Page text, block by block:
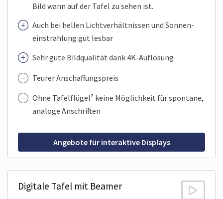
Bild wann auf der Tafel zu sehen ist.
Auch bei hellen Licht­verhält­nissen und Sonnen­
einstrahlung gut lesbar
Sehr gute Bildqualität dank 4K-Auflösung
Teurer Anschaffungspreis
Ohne Tafelflügel keine Möglichkeit für spontane,
analoge Anschriften
Angebote für interaktive Displays
Digitale Tafel mit Beamer